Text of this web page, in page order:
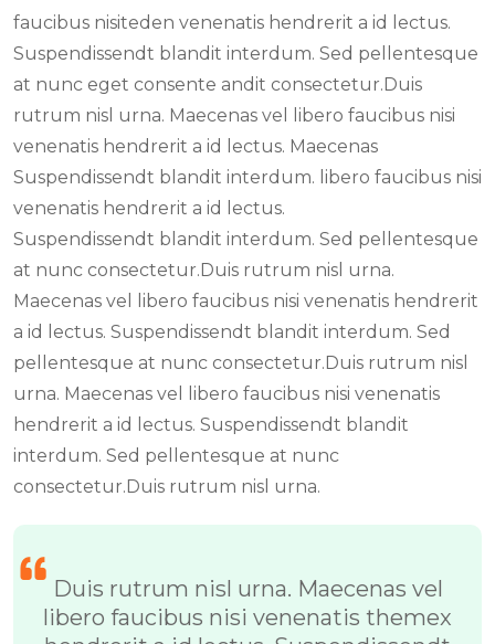
faucibus nisiteden venenatis hendrerit a id lectus.
Suspendissendt blandit interdum. Sed pellentesque
at nunc eget consente andit consectetur.Duis
rutrum nisl urna. Maecenas vel libero faucibus nisi
venenatis hendrerit a id lectus. Maecenas
Suspendissendt blandit interdum. libero faucibus nisi
venenatis hendrerit a id lectus.
Suspendissendt blandit interdum. Sed pellentesque
at nunc consectetur.Duis rutrum nisl urna.
Maecenas vel libero faucibus nisi venenatis hendrerit
a id lectus. Suspendissendt blandit interdum. Sed
pellentesque at nunc consectetur.Duis rutrum nisl
urna. Maecenas vel libero faucibus nisi venenatis
hendrerit a id lectus. Suspendissendt blandit
interdum. Sed pellentesque at nunc
consectetur.Duis rutrum nisl urna.
Duis rutrum nisl urna. Maecenas vel
libero faucibus nisi venenatis themex